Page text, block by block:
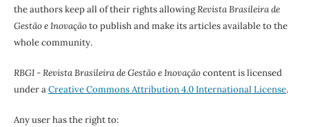
the authors keep all of their rights allowingRevista Brasileira de
Gestão e Inovaçãoto publish and make its articles available to the
whole community.
RBGI - Revista Brasileira de Gestão e Inovaçãocontent is licensed
under aCreative Commons Attribution 4.0 International License.
Any user has the right to: